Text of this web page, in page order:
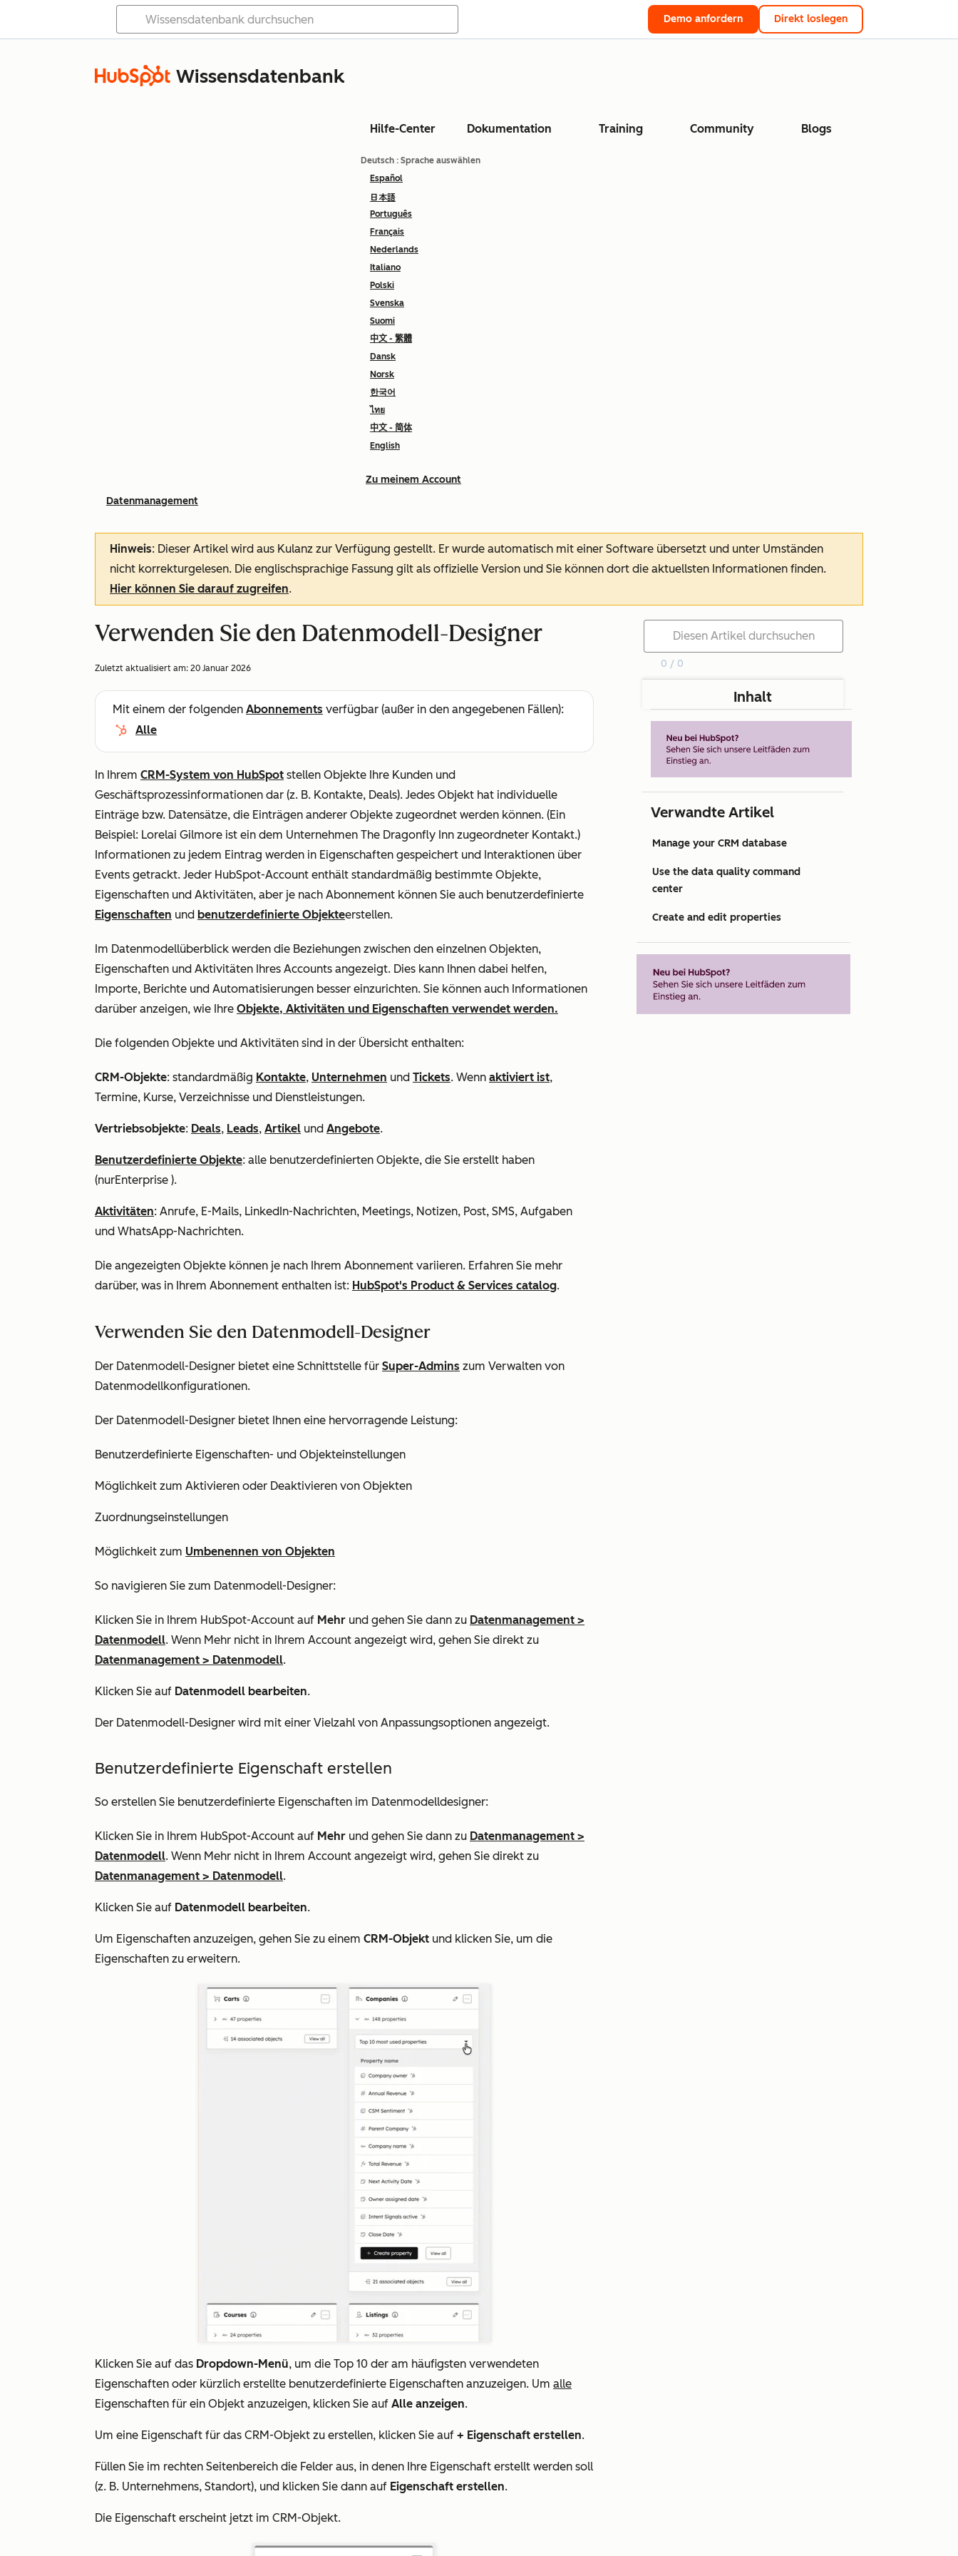
Demo anfordern Direkt loslegen
Wissensdatenbank
Hilfe-Center Dokumentation Training Community Blogs
Deutsch : Sprache auswählen
Español
日本語
Português
Français
Nederlands
Italiano
Polski
Svenska
Suomi
中文 - 繁體
Dansk
Norsk
한국어
ไทย
中文 - 简体
English
Zu meinem Account
Datenmanagement
Hinweis: Dieser Artikel wird aus Kulanz zur Verfügung gestellt. Er wurde automatisch mit einer Software übersetzt und unter Umständen
nicht korrekturgelesen. Die englischsprachige Fassung gilt als offizielle Version und Sie können dort die aktuellsten Informationen finden.
Hier können Sie darauf zugreifen.
Verwenden Sie den Datenmodell-Designer
Zuletzt aktualisiert am: 20 Januar 2026
Mit einem der folgenden Abonnements verfügbar (außer in den angegebenen Fällen):
Alle
In Ihrem CRM-System von HubSpot stellen Objekte Ihre Kunden und
Geschäftsprozessinformationen dar (z. B. Kontakte, Deals). Jedes Objekt hat individuelle
Einträge bzw. Datensätze, die Einträgen anderer Objekte zugeordnet werden können. (Ein
Beispiel: Lorelai Gilmore ist ein dem Unternehmen The Dragonfly Inn zugeordneter Kontakt.)
Informationen zu jedem Eintrag werden in Eigenschaften gespeichert und Interaktionen über
Events getrackt. Jeder HubSpot-Account enthält standardmäßig bestimmte Objekte,
Eigenschaften und Aktivitäten, aber je nach Abonnement können Sie auch benutzerdefinierte
Eigenschaften und benutzerdefinierte Objekteerstellen.
Im Datenmodellüberblick werden die Beziehungen zwischen den einzelnen Objekten,
Eigenschaften und Aktivitäten Ihres Accounts angezeigt. Dies kann Ihnen dabei helfen,
Importe, Berichte und Automatisierungen besser einzurichten. Sie können auch Informationen
darüber anzeigen, wie Ihre Objekte, Aktivitäten und Eigenschaften verwendet werden.
Die folgenden Objekte und Aktivitäten sind in der Übersicht enthalten:
CRM-Objekte: standardmäßig Kontakte, Unternehmen und Tickets. Wenn aktiviert ist,
Termine, Kurse, Verzeichnisse und Dienstleistungen.
Vertriebsobjekte: Deals, Leads, Artikel und Angebote.
Benutzerdefinierte Objekte: alle benutzerdefinierten Objekte, die Sie erstellt haben
(nurEnterprise ).
Aktivitäten: Anrufe, E-Mails, LinkedIn-Nachrichten, Meetings, Notizen, Post, SMS, Aufgaben
und WhatsApp-Nachrichten.
Die angezeigten Objekte können je nach Ihrem Abonnement variieren. Erfahren Sie mehr
darüber, was in Ihrem Abonnement enthalten ist: HubSpot's Product & Services catalog.
Verwenden Sie den Datenmodell-Designer
Der Datenmodell-Designer bietet eine Schnittstelle für Super-Admins zum Verwalten von
Datenmodellkonfigurationen.
Der Datenmodell-Designer bietet Ihnen eine hervorragende Leistung:
Benutzerdefinierte Eigenschaften- und Objekteinstellungen
Möglichkeit zum Aktivieren oder Deaktivieren von Objekten
Zuordnungseinstellungen
Möglichkeit zum Umbenennen von Objekten
So navigieren Sie zum Datenmodell-Designer:
Klicken Sie in Ihrem HubSpot-Account auf Mehr und gehen Sie dann zu Datenmanagement >
Datenmodell. Wenn Mehr nicht in Ihrem Account angezeigt wird, gehen Sie direkt zu
Datenmanagement > Datenmodell.
Klicken Sie auf Datenmodell bearbeiten.
Der Datenmodell-Designer wird mit einer Vielzahl von Anpassungsoptionen angezeigt.
Benutzerdefinierte Eigenschaft erstellen
So erstellen Sie benutzerdefinierte Eigenschaften im Datenmodelldesigner:
Klicken Sie in Ihrem HubSpot-Account auf Mehr und gehen Sie dann zu Datenmanagement >
Datenmodell. Wenn Mehr nicht in Ihrem Account angezeigt wird, gehen Sie direkt zu
Datenmanagement > Datenmodell.
Klicken Sie auf Datenmodell bearbeiten.
Um Eigenschaften anzuzeigen, gehen Sie zu einem CRM-Objekt und klicken Sie, um die
Eigenschaften zu erweitern.
Klicken Sie auf das Dropdown-Menü, um die Top 10 der am häufigsten verwendeten
Eigenschaften oder kürzlich erstellte benutzerdefinierte Eigenschaften anzuzeigen. Um alle
Eigenschaften für ein Objekt anzuzeigen, klicken Sie auf Alle anzeigen.
Um eine Eigenschaft für das CRM-Objekt zu erstellen, klicken Sie auf + Eigenschaft erstellen.
Füllen Sie im rechten Seitenbereich die Felder aus, in denen Ihre Eigenschaft erstellt werden soll
(z. B. Unternehmens, Standort), und klicken Sie dann auf Eigenschaft erstellen.
Die Eigenschaft erscheint jetzt im CRM-Objekt.
0 / 0
Inhalt
Verwandte Artikel
Manage your CRM database
Use the data quality command
center
Create and edit properties